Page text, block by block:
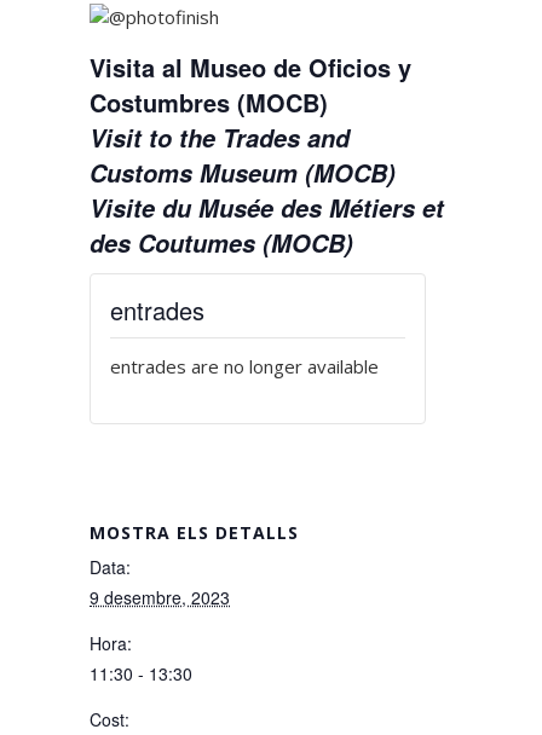
Visita al Museo de Oficios y
Costumbres (MOCB)
Visit to the Trades and
Customs Museum (MOCB)
Visite du Musée des Métiers et
des Coutumes (MOCB)
MOSTRA ELS DETALLS
Data:
9 desembre, 2023
Hora:
11:30 - 13:30
Cost:
entrades
entrades are no longer available